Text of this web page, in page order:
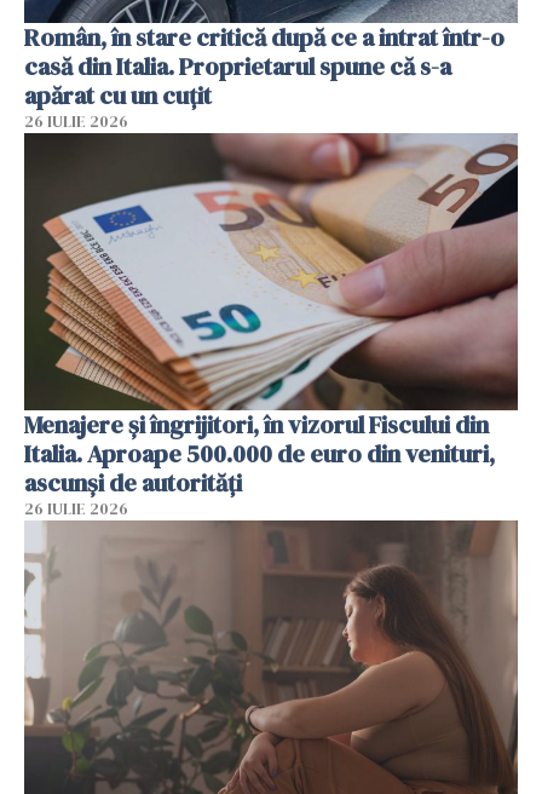
Român, în stare critică după ce a intrat într-o
casă din Italia. Proprietarul spune că s-a
apărat cu un cuțit
26 IULIE 2026
Menajere și îngrijitori, în vizorul Fiscului din
Italia. Aproape 500.000 de euro din venituri,
ascunși de autorități
26 IULIE 2026